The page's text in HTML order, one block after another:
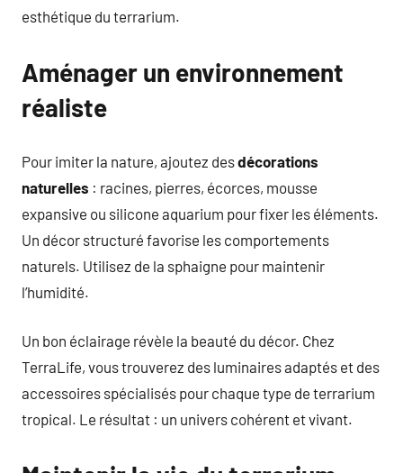
esthétique du terrarium.
Aménager un environnement
réaliste
Pour imiter la nature, ajoutez desdécorations
naturelles : racines, pierres, écorces, mousse
expansive ou silicone aquarium pour fixer les éléments.
Un décor structuré favorise les comportements
naturels. Utilisez de la sphaigne pour maintenir
l’humidité.
Un bon éclairage révèle la beauté du décor. Chez
TerraLife, vous trouverez des luminaires adaptés et des
accessoires spécialisés pour chaque type de terrarium
tropical. Le résultat : un univers cohérent et vivant.